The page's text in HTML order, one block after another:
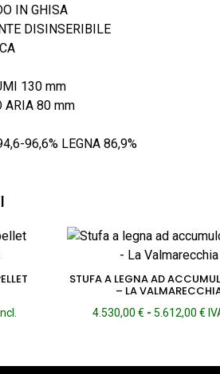
IN GHISA
DISINSERIBILE
130 mm
ARIA 80 mm
96,6% LEGNA 86,9%
STUFA A LEGNA AD
– LA
4.530,00 € - 5.612,00 €